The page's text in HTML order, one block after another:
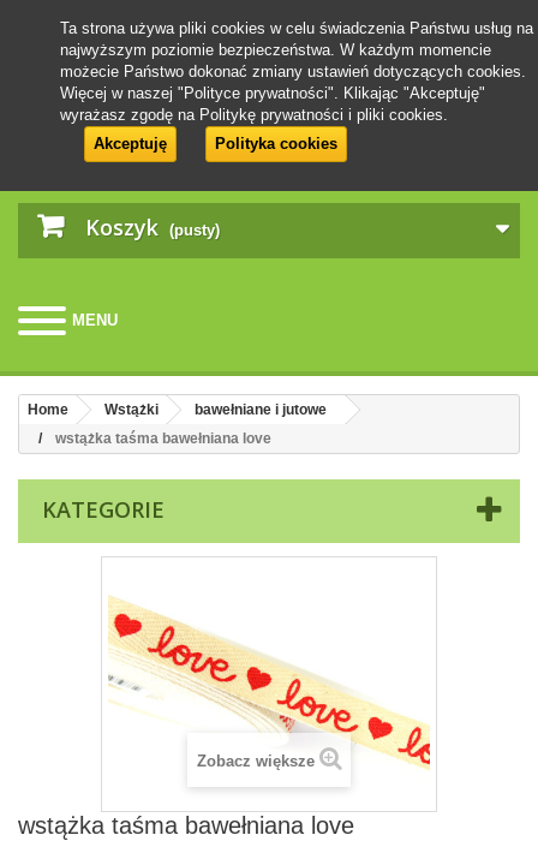
Koszyk (pusty)
MENU
Ta strona używa pliki cookies w celu świadczenia Państwu usług na
najwyższym poziomie bezpieczeństwa. W każdym momencie
możecie Państwo dokonać zmiany ustawień dotyczących cookies.
Więcej w naszej "Polityce prywatności". Klikając "Akceptuję"
wyrażasz zgodę na Politykę prywatności i pliki cookies.
Akceptuję
Polityka cookies
Home Wstążki
bawełniane i jutowe
wstążka taśma bawełniana love
KATEGORIE
Zobacz większe
wstążka taśma bawełniana love